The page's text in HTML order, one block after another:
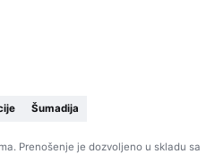
Šumadija
Prenošenje je dozvoljeno u skladu sa